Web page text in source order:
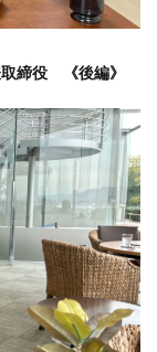
締役 《後編》